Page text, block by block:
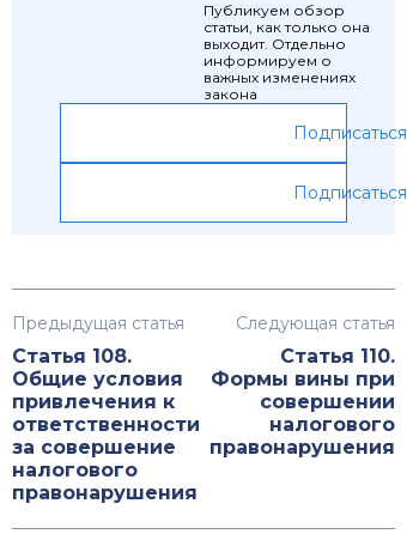
Публикуем обзор
статьи, как только она
выходит. Отдельно
информируем о
важных изменениях
закона
Подписаться
Подписаться
Предыдущая статья
Статья 108.
Общие условия
привлечения к
ответственности
за совершение
налогового
правонарушения
Следующая статья
Статья 110.
Формы вины при
совершении
налогового
правонарушения